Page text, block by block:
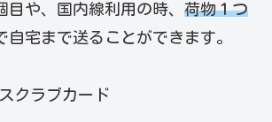
や、国内線利用の時、 荷物１つ
自宅まで送ることができます。
クラブカード